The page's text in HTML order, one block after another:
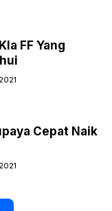
FF Yang
Cepat Naik